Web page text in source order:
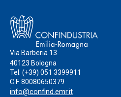
Via Barberia 13
40123 Bologna
Tel. (+39) 051 3399911
C.F. 80080650379
info@confind.emr.it